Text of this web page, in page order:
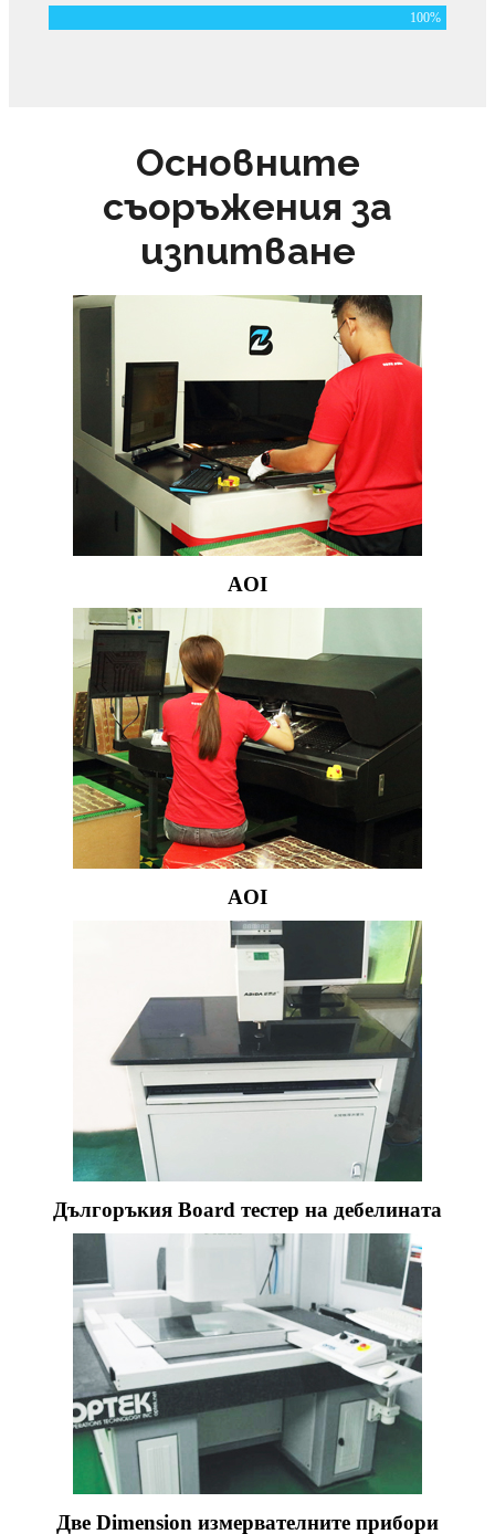
100%
Основните
съоръжения за
изпитване
AOI
AOI
Дългоръкия Board тестер на дебелината
Две Dimension измервателните прибори